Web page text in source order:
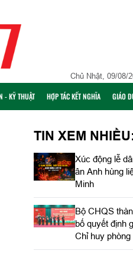
Chủ Nhật, 09/08/
- KỸ THUẬT HỢP TÁC KẾT NGHĨA GIÁO
TIN XEM
Xúc động lễ
ân Anh hùng
Minh
Bộ CHQS
bố quyết định
Chỉ huy